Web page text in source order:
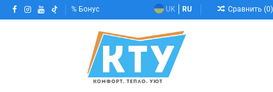
Бонус UK RU Сравнить (0)